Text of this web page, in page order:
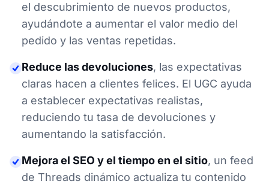
el descubrimiento de nuevos productos,
ayudándote a aumentar el valor medio del
pedido y las ventas repetidas.
Reduce las devoluciones, las expectativas
claras hacen a clientes felices. El UGC ayuda
a establecer expectativas realistas,
reduciendo tu tasa de devoluciones y
aumentando la satisfacción.
Mejora el SEO y el tiempo en el sitio, un feed
de Threads dinámico actualiza tu contenido